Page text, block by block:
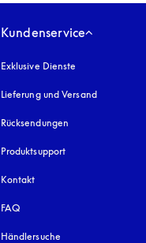
Kundenservice
Exklusive Dienste
Lieferung und Versand
Rücksendungen
Produktsupport
Kontakt
FAQ
Händlersuche